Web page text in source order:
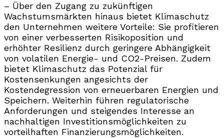
– Über den Zugang zu zukünftigen
Wachstumsmärkten hinaus bietet Klimaschutz
den Unternehmen weitere Vorteile: Sie profitieren
von einer verbesserten Risikoposition und
erhöhter Resilienz durch geringere Abhängigkeit
von volatilen Energie- und CO2-Preisen. Zudem
bietet Klimaschutz das Potenzial für
Kostensenkungen angesichts der
Kostendegression von erneuerbaren Energien und
Speichern. Weiterhin führen regulatorische
Anforderungen und steigendes Interesse an
nachhaltigen Investitionsmöglichkeiten zu
vorteilhaften Finanzierungsmöglichkeiten.